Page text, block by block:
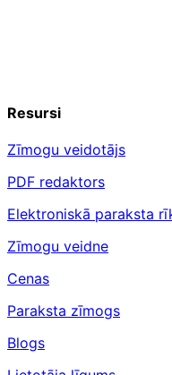
Resursi
Zīmogu veidotājs
PDF redaktors
Elektroniskā paraksta
Zīmogu veidne
Cenas
Paraksta zīmogs
Blogs